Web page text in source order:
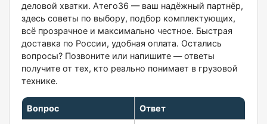
деловой хватки. Атего36 — ваш надёжный партнёр,
здесь советы по выбору, подбор комплектующих,
всё прозрачное и максимально честное. Быстрая
доставка по России, удобная оплата. Остались
вопросы? Позвоните или напишите — ответы
получите от тех, кто реально понимает в грузовой
технике.
Вопрос Ответ